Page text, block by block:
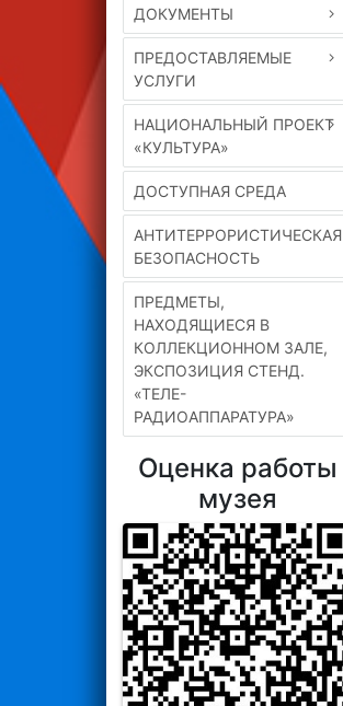
ДОКУМЕНТЫ
ПРЕДОСТАВЛЯЕМЫЕ
УСЛУГИ
НАЦИОНАЛЬНЫЙ ПРОЕКТ
«КУЛЬТУРА»
ДОСТУПНАЯ СРЕДА
АНТИТЕРРОРИСТИЧЕСКАЯ
БЕЗОПАСНОСТЬ
ПРЕДМЕТЫ,
НАХОДЯЩИЕСЯ В
КОЛЛЕКЦИОННОМ ЗАЛЕ,
ЭКСПОЗИЦИЯ СТЕНД.
«ТЕЛЕ-
РАДИОАППАРАТУРА»
Оценка работы
музея